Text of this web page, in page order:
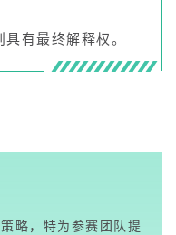
有最终解释权。
略，特为参赛团队提